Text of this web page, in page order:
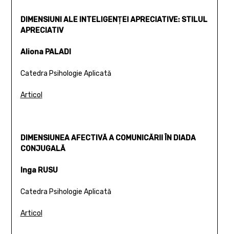
DIMENSIUNI ALE INTELIGENŢEI APRECIATIVE: STILUL
APRECIATIV
Aliona PALADI
Catedra Psihologie Aplicată
Articol
DIMENSIUNEA AFECTIVĂ A COMUNICĂRII ÎN DIADA
CONJUGALĂ
Inga RUSU
Catedra Psihologie Aplicată
Articol